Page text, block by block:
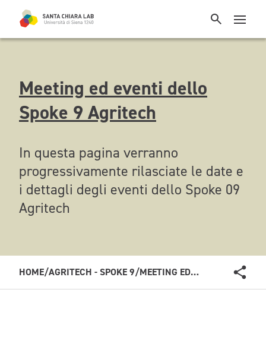
Meeting ed eventi dello
Spoke 9 Agritech
In questa pagina verranno
progressivamente rilasciate le date e
i dettagli degli eventi dello Spoke 09
Agritech
HOME/AGRITECH - SPOKE 9/ MEETING ED EVENTI DELLO SPOKE 9 AGRITECH